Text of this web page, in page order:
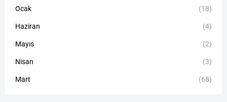
Ocak (18)
Haziran (4)
Mayıs (2)
Nisan (3)
Mart (68)